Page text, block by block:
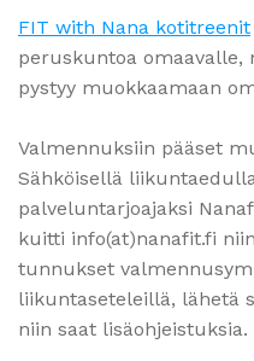
FIT with Nana kotitreenit
peruskuntoa
pystyy muokkaamaan
Valmennuksiin pääset
Sähköisellä
palveluntarjoajaksi
kuitti info(at)nanafit.fi
tunnukset
liikuntaseteleillä, lähetä
niin saat lisäohjeistuksia.